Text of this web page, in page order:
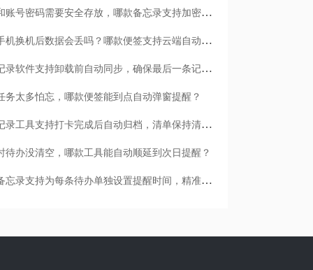
日记和账号密码需要安全存放，哪款备忘录支持加密保护？
安卓手机换机后数据会丢吗？哪款便签支持云端自动备份？
哪款记录软件支持卸载前自动同步，确保最后一条记录不丢失？
务太多怕忘，哪款便签能到点自动弹窗提醒？
哪款记录工具支持打卡完成后自动归档，清单保持清爽？
待办没清空，哪款工具能自动顺延到次日提醒？
哪款备忘录支持为每条待办单独设置提醒时间，精准可控？